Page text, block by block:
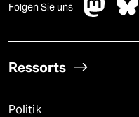
Folgen Sie uns
Ressorts
Politik